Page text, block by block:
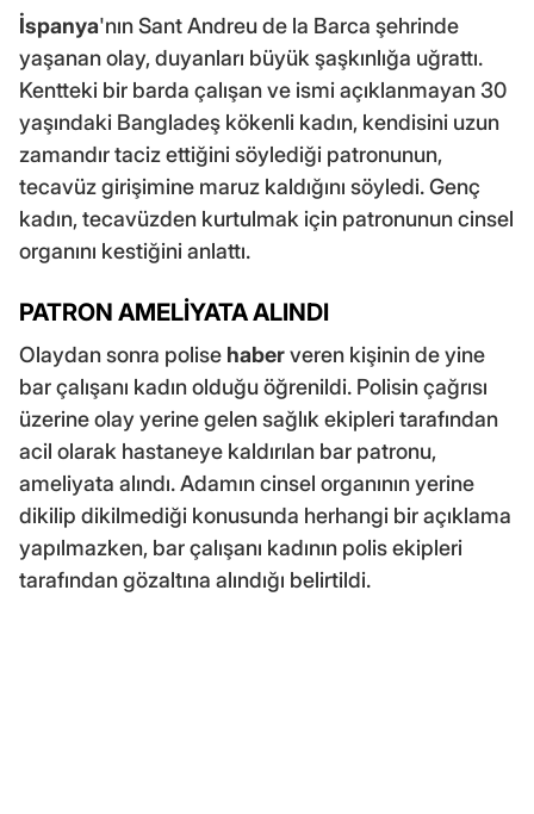
İspanya'nın Sant Andreu de la Barca şehrinde
yaşanan olay, duyanları büyük şaşkınlığa uğrattı.
Kentteki bir barda çalışan ve ismi açıklanmayan 30
yaşındaki Bangladeş kökenli kadın, kendisini uzun
zamandır taciz ettiğini söylediği patronunun,
tecavüz girişimine maruz kaldığını söyledi. Genç
kadın, tecavüzden kurtulmak için patronunun cinsel
organını kestiğini anlattı.
PATRON AMELİYATA ALINDI
Olaydan sonra polise haberveren kişinin de yine
bar çalışanı kadın olduğu öğrenildi. Polisin çağrısı
üzerine olay yerine gelen sağlık ekipleri tarafından
acil olarak hastaneye kaldırılan bar patronu,
ameliyata alındı. Adamın cinsel organının yerine
dikilip dikilmediği konusunda herhangi bir açıklama
yapılmazken, bar çalışanı kadının polis ekipleri
tarafından gözaltına alındığı belirtildi.